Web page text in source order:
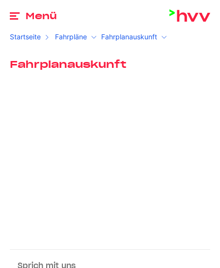
Menü
Startseite Fahrpläne Fahrplanauskunft
Fahrplanauskunft
Sprich mit uns